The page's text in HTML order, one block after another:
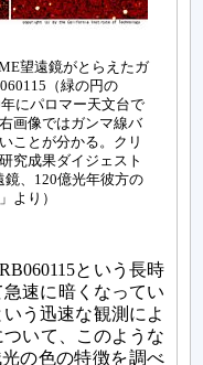
望遠鏡がとらえたガ
（緑の円の
にパロマー天文台で
画像ではガンマ線バ
ことが分かる。クリ
究成果ダイジェスト
鏡、120億光年彼方の
より）
という長時
速に暗くなってい
う迅速な観測によ
いて、このような
の色の特徴を調べ